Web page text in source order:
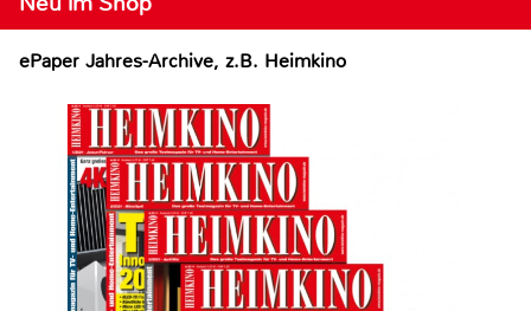
ePaper Jahres-Archive, z.B. Heimkino